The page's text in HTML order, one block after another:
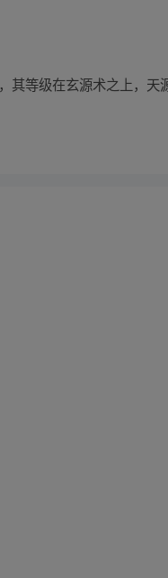
其等级在玄源术之上，天